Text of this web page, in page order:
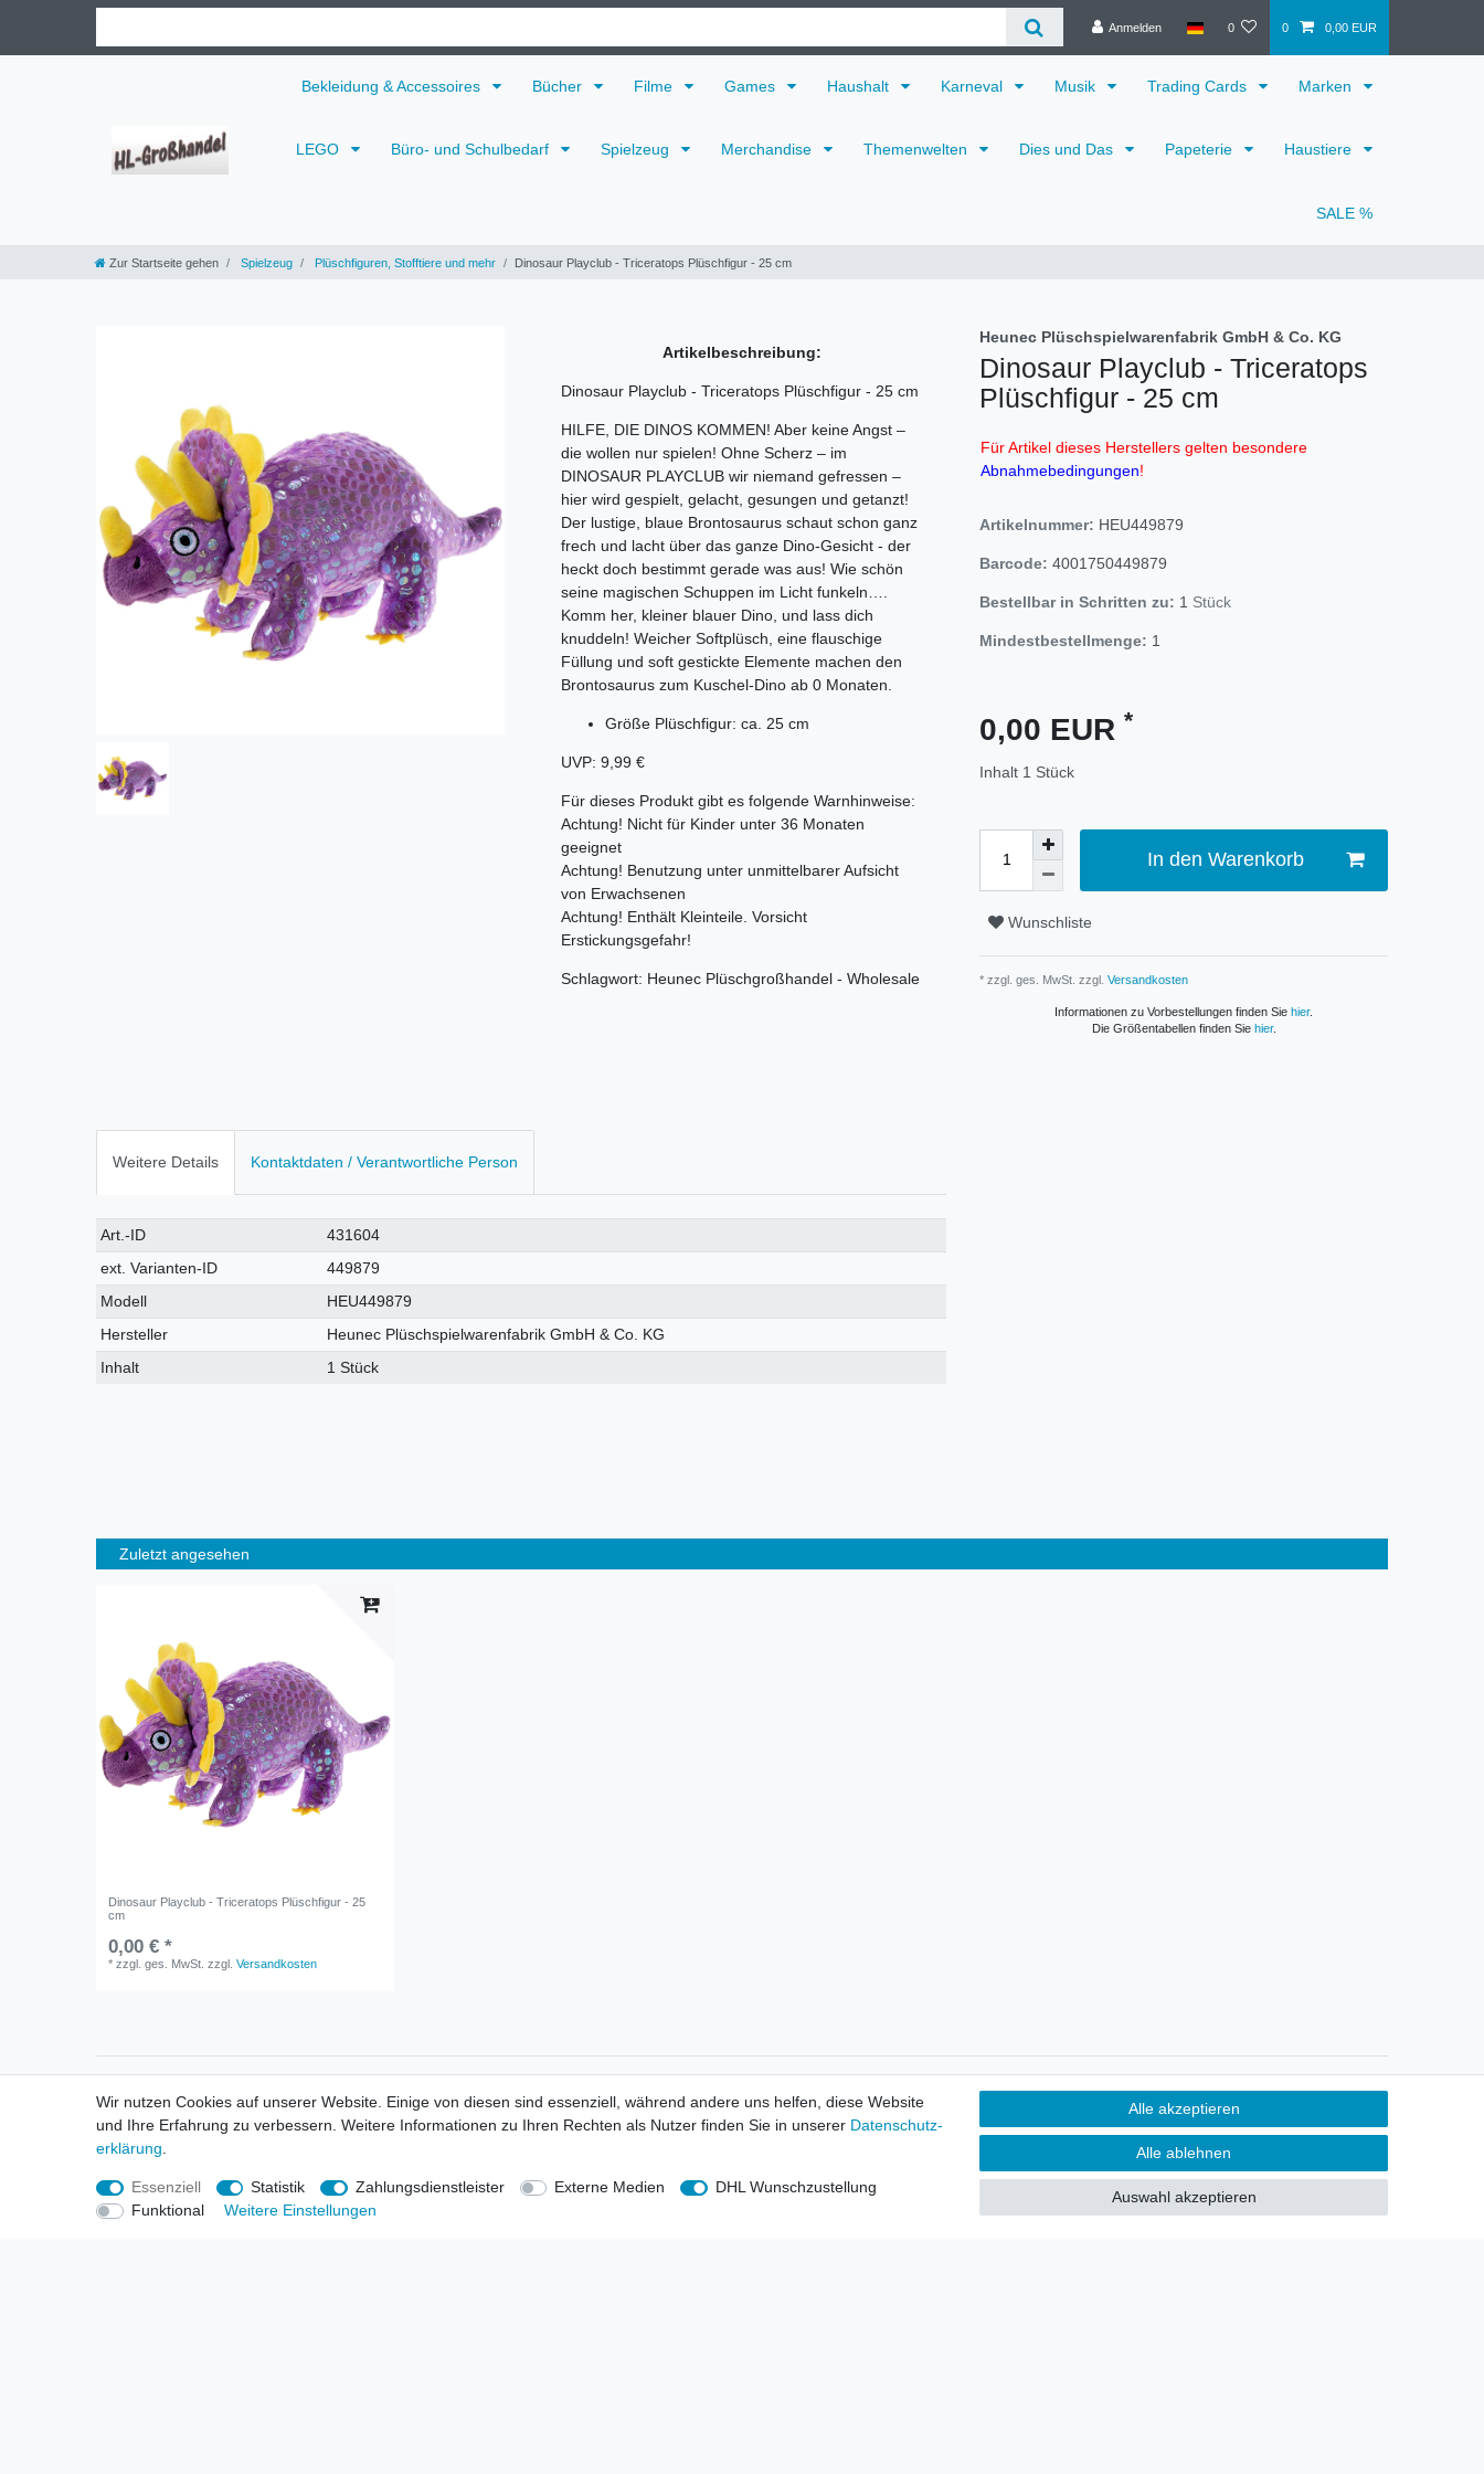
Anmelden 0 0 0,00 EUR
Bekleidung & Accessoires Bücher Filme Games Haushalt Karneval Musik Trading Cards Marken
LEGO Büro- und Schulbedarf Spielzeug Merchandise Themenwelten Dies und Das Papeterie Haustiere
SALE %
Zur Startseite gehen Spielzeug Plüschfiguren, Stofftiere und mehr Dinosaur Playclub - Triceratops Plüschfigur - 25 cm
Artikelbeschreibung:
Dinosaur Playclub - Triceratops Plüschfigur - 25 cm
HILFE, DIE DINOS KOMMEN! Aber keine Angst –
die wollen nur spielen! Ohne Scherz – im
DINOSAUR PLAYCLUB wir niemand gefressen –
hier wird gespielt, gelacht, gesungen und getanzt!
Der lustige, blaue Brontosaurus schaut schon ganz
frech und lacht über das ganze Dino-Gesicht - der
heckt doch bestimmt gerade was aus! Wie schön
seine magischen Schuppen im Licht funkeln….
Komm her, kleiner blauer Dino, und lass dich
knuddeln! Weicher Softplüsch, eine flauschige
Füllung und soft gestickte Elemente machen den
Brontosaurus zum Kuschel-Dino ab 0 Monaten.
Größe Plüschfigur: ca. 25 cm
UVP: 9,99 €
Für dieses Produkt gibt es folgende Warnhinweise:
Achtung! Nicht für Kinder unter 36 Monaten
geeignet
Achtung! Benutzung unter unmittelbarer Aufsicht
von Erwachsenen
Achtung! Enthält Kleinteile. Vorsicht
Erstickungsgefahr!
Schlagwort: Heunec Plüschgroßhandel - Wholesale
Heunec Plüschspielwarenfabrik GmbH & Co. KG
Dinosaur Playclub - Triceratops
Plüschfigur - 25 cm
Für Artikel dieses Herstellers gelten besondere
Abnahmebedingungen!
Artikelnummer: HEU449879
Barcode: 4001750449879
Bestellbar in Schritten zu: 1 Stück
Mindestbestellmenge: 1
0,00 EUR *
Inhalt 1 Stück
In den Warenkorb
Wunschliste
* zzgl. ges. MwSt. zzgl. Versandkosten
Informationen zu Vorbestellungen finden Sie hier.
Die Größentabellen finden Sie hier.
Weitere Details Kontaktdaten / Verantwortliche Person
Technisches
Merkmal
Wert
Art.-ID
431604
ext. Varianten-ID
449879
Modell
HEU449879
Hersteller
Heunec Plüschspielwarenfabrik GmbH & Co. KG
Inhalt
1 Stück
Zuletzt angesehen
Dinosaur Playclub - Triceratops Plüschfigur - 25
cm
0,00 € *
*zzgl. ges. MwSt. zzgl.Versandkosten
Informationen
Neukunden / New Accounts
Zahlung
Versandkosten
Entsorgungs- & Umweltbestimmungen
Größentabellen
Informationen
Händlerbund - rechtssicher verkaufen
Produkt-Kataloge
Über uns
Wir versenden mit
Sie möchten über neu eingetroffene
Lagerware oder Neuheiten
allgemein informiert werden?
Wir nutzen Cookies auf unserer Website. Einige von diesen sind essenziell, während andere uns helfen, diese Website
und Ihre Erfahrung zu verbessern. Weitere Informationen zu Ihren Rechten als Nutzer finden Sie in unserer Daten­schutz­
erklärung
Essenziell Statistik Zahlungsdienstleister Externe Medien
DHL Wunschzustellung
Funktional
Weitere Einstellungen
Alle akzeptieren
Alle ablehnen
Auswahl akzeptieren